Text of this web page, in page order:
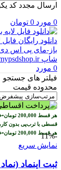
ارسال مجدد کد
0 مورد 0 تومان
0 مورد
فیلتر های جستجو
محدوده قیمت
هر قسط 200,000 تومان•
قسطی با ترب‌پی بدون
هر قسط 200,000 تومان•
-11%
نمایش سریع
ثبت اینماد